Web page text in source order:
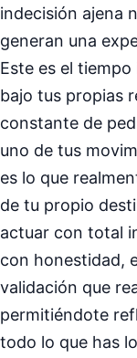
indecisión ajena
generan una
Este es el
bajo tus propias
constante de
uno de tus
es lo que
de tu propio
actuar con total
con honestidad,
validación que
permitiéndote
todo lo que has